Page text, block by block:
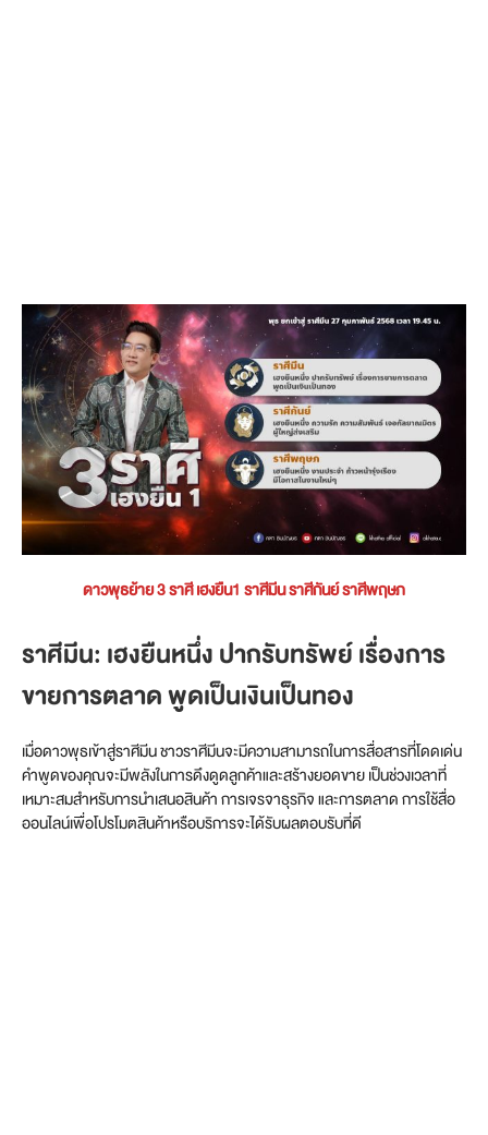
ดาวพุธย้าย 3 ราศี เฮงยืน1 ราศีมีน ราศีกันย์ ราศีพฤษภ
ราศีมีน: เฮงยืนหนึ่ง ปากรับทรัพย์ เรื่องการ
ขายการตลาด พูดเป็นเงินเป็นทอง
เมื่อดาวพุธเข้าสู่ราศีมีน ชาวราศีมีนจะมีความสามารถในการสื่อสารที่โดดเด่น
คำพูดของคุณจะมีพลังในการดึงดูดลูกค้าและสร้างยอดขาย เป็นช่วงเวลาที่
เหมาะสมสำหรับการนำเสนอสินค้า การเจรจาธุรกิจ และการตลาด การใช้สื่อ
ออนไลน์เพื่อโปรโมตสินค้าหรือบริการจะได้รับผลตอบรับที่ดี​